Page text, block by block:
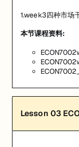
1.week3四种市场
本节课程资料:
Lesson 03